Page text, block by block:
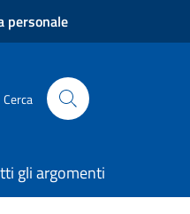
personale
Cerca
gli argomenti